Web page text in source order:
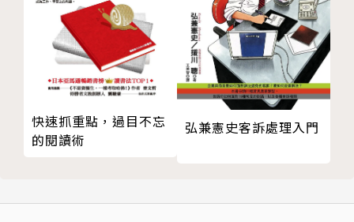
勇於說笑，練習幽默言談
第七章 說話「多或少」與「是或不」的藝術
說三分聽七分，是說話分寸的「黃金比例」
劣質的話說多了，令人反感、討厭
少說是非、八卦，多些成熟、趣味
聽任何人說話，起碼的態度是尊重講者
聚精會神聆聽，展現「Say Yes!」的魅力
快速抓重點，過目不忘
的閱讀術
弘兼憲史客訴處理入門